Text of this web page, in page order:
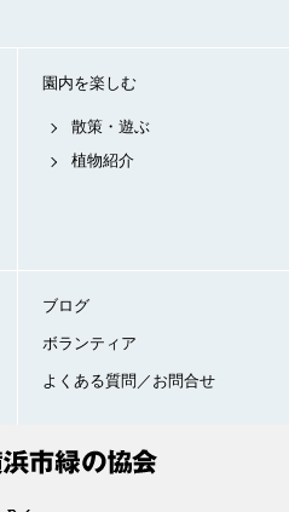
園内を楽しむ
散策・遊ぶ
植物紹介
ブログ
ボランティア
よくある質問／お問合せ